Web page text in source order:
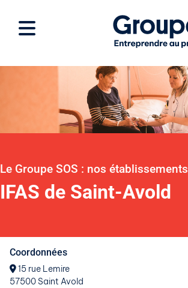
Le Groupe SOS : nos établissements
IFAS de Saint-Avold
Coordonnées
15 rue Lemire
57500 Saint Avold